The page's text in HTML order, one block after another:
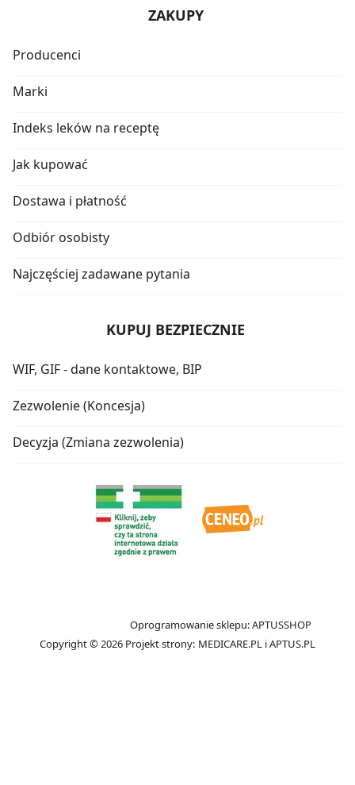
ZAKUPY
Producenci
Marki
Indeks leków na receptę
Jak kupować
Dostawa i płatność
Odbiór osobisty
Najczęściej zadawane pytania
KUPUJ BEZPIECZNIE
WIF, GIF - dane kontaktowe, BIP
Zezwolenie (Koncesja)
Decyzja (Zmiana zezwolenia)
Copyright © 2026
Oprogramowanie sklepu:APTUSSHOP
Projekt strony: MEDICARE.PL iAPTUS.PL